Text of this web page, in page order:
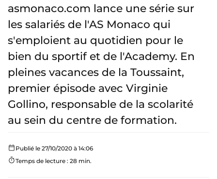
asmonaco.com lance une série sur
les salariés de l'AS Monaco qui
s'emploient au quotidien pour le
bien du sportif et de l'Academy. En
pleines vacances de la Toussaint,
premier épisode avec Virginie
Gollino, responsable de la scolarité
au sein du centre de formation.
Publié le 27/10/2020 à 14:06
Temps de lecture : 28 min.